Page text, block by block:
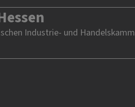
Industrie- und